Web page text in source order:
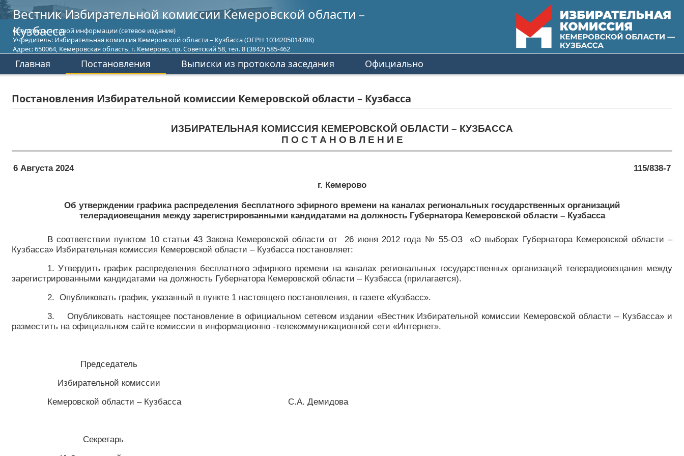
Вестник Избирательной комиссии Кемеровской области –
Кузбасса
Средство массовой информации (сетевое издание)
Учредитель: Избирательная комиссия Кемеровской области – Кузбасса (ОГРН 1034205014788)
Адрес: 650064, Кемеровская область, г. Кемерово, пр. Советский 58, тел. 8 (3842) 585-462
Главная Постановления Выписки из протокола заседания Официально
Постановления Избирательной комиссии Кемеровской области – Кузбасса
ИЗБИРАТЕЛЬНАЯ КОМИССИЯ КЕМЕРОВСКОЙ ОБЛАСТИ – КУЗБАССА
П О С Т А Н О В Л Е Н И Е
6 Августа 2024
115/838-7
г. Кемерово
Об утверждении графика распределения бесплатного эфирного времени на каналах региональных государственных организаций
телерадиовещания между зарегистрированными кандидатами на должность Губернатора Кемеровской области – Кузбасса
В соответствии пунктом 10 статьи 43 Закона Кемеровской области от 26 июня 2012 года № 55-ОЗ «О выборах Губернатора Кемеровской области –
Кузбасса» Избирательная комиссия Кемеровской области – Кузбасса постановляет:
1. Утвердить график распределения бесплатного эфирного времени на каналах региональных государственных организаций телерадиовещания между
зарегистрированными кандидатами на должность Губернатора Кемеровской области – Кузбасса (прилагается).
2. Опубликовать график, указанный в пункте 1 настоящего постановления, в газете «Кузбасс».
3. Опубликовать настоящее постановление в официальном сетевом издании «Вестник Избирательной комиссии Кемеровской области – Кузбасса» и
разместить на официальном сайте комиссии в информационно -телекоммуникационной сети «Интернет».
Председатель
Избирательной комиссии
Кемеровской области – Кузбасса С.А. Демидова
Секретарь